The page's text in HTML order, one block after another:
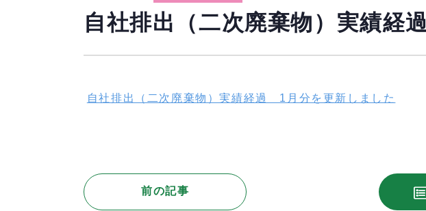
自社排出（二次廃棄物）実績経過
自社排出（二次廃棄物）実績経過 1月分を更新しました
前の記事